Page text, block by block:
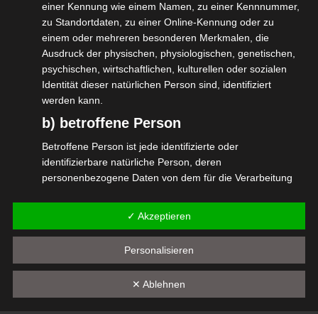
könnten gegenüber den Auftragnehmern der
Plattformökonomie.
Eine interessante Gesprächsrunde und gute Argumente auf allen
Seiten. Wir besetzen die Themen, die uns/die Euch angehen.
Trippelschritte zum Erfolg.
(Marcus Pohl)
Diesen Beitrag teilen
einer Kennung wie einem Namen, zu einer Kennnummer,
zu Standortdaten, zu einer Online-Kennung oder zu
einem oder mehreren besonderen Merkmalen, die
Ausdruck der physischen, physiologischen, genetischen,
psychischen, wirtschaftlichen, kulturellen oder sozialen
Identität dieser natürlichen Person sind, identifiziert
werden kann.
b) betroffene Person
Betroffene Person ist jede identifizierte oder
identifizierbare natürliche Person, deren
personenbezogene Daten von dem für die Verarbeitung
c) Verarbeitung
Verarbeitung ist jeder mit oder ohne Hilfe automatisierter
Verfahren ausgeführte Vorgang oder jede solche
Vorgangsreihe im Zusammenhang mit
personenbezogenen Daten wie das Erheben, das
✓ Akzeptieren
Personalisieren
✕ Ablehnen